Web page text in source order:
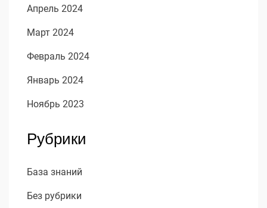
Апрель 2024
Март 2024
Февраль 2024
Январь 2024
Ноябрь 2023
Рубрики
База знаний
Без рубрики